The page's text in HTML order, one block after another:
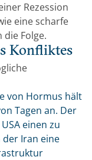
Rezession
eine scharfe
Folge.
Konfliktes
von Hormus hält
Tagen an. Der
einen zu
Iran eine